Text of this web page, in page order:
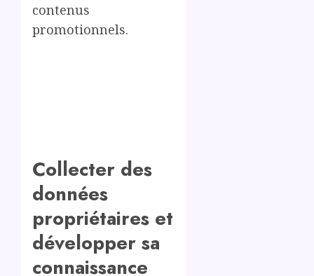
contenus
promotionnels.
Collecter des
données
propriétaires et
développer sa
connaissance